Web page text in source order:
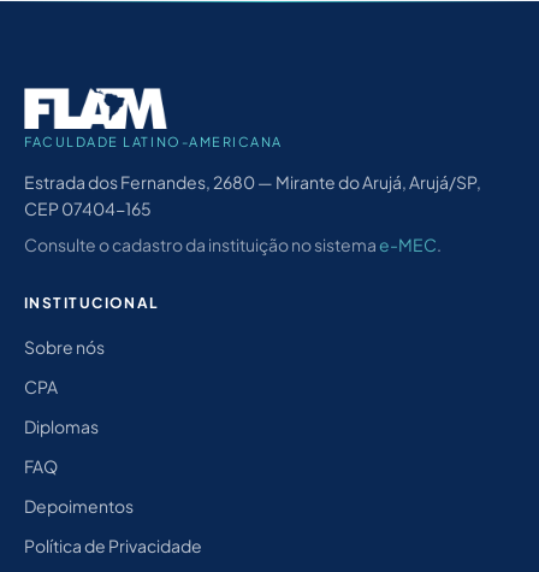
FACULDADE LATINO-AMERICANA
Estrada dos Fernandes, 2680 — Mirante do Arujá, Arujá/SP,
CEP 07404-165
Consulte o cadastro da instituição no sistemae-MEC
INSTITUCIONAL
Sobre nós
CPA
Diplomas
FAQ
Depoimentos
Política de Privacidade